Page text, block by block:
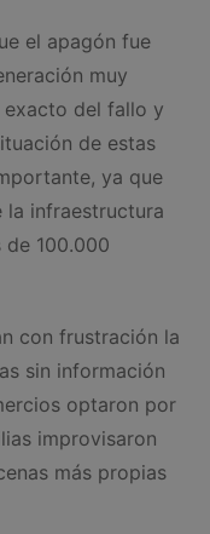
el apagón fue
muy
del fallo y
de estas
ya que
la infraestructura
de 100.000
con frustración la
sin información
optaron por
improvisaron
más propias